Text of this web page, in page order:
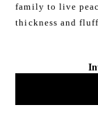
family to live
thickness and